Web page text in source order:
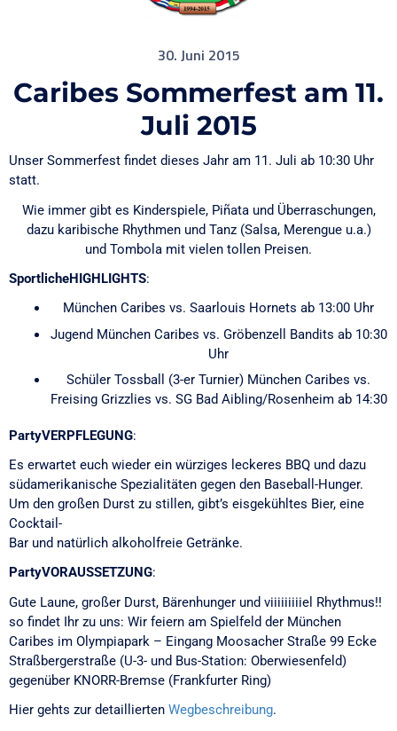
30. Juni 2015
Caribes Sommerfest am 11.
Juli 2015
Unser Sommerfest findet dieses Jahr am 11. Juli ab 10:30 Uhr
statt.
Wie immer gibt es Kinderspiele, Piñata und Überraschungen,
dazu karibische Rhythmen und Tanz (Salsa, Merengue u.a.)
und Tombola mit vielen tollen Preisen.
SportlicheHIGHLIGHTS:
München Caribes vs. Saarlouis Hornets ab 13:00 Uhr
Jugend München Caribes vs. Gröbenzell Bandits ab 10:30
Uhr
Schüler Tossball (3-er Turnier) München Caribes vs.
Freising Grizzlies vs. SG Bad Aibling/Rosenheim ab 14:30
PartyVERPFLEGUNG:
Es erwartet euch wieder ein würziges leckeres BBQ und dazu
südamerikanische Spezialitäten gegen den Baseball-Hunger.
Um den großen Durst zu stillen, gibt’s eisgekühltes Bier, eine
Cocktail-
Bar und natürlich alkoholfreie Getränke.
PartyVORAUSSETZUNG:
Gute Laune, großer Durst, Bärenhunger und viiiiiiiiiel Rhythmus!!
so findet Ihr zu uns: Wir feiern am Spielfeld der München
Caribes im Olympiapark – Eingang Moosacher Straße 99 Ecke
Straßbergerstraße (U-3- und Bus-Station: Oberwiesenfeld)
gegenüber KNORR-Bremse (Frankfurter Ring)
Hier gehts zur detaillierten Wegbeschreibung.